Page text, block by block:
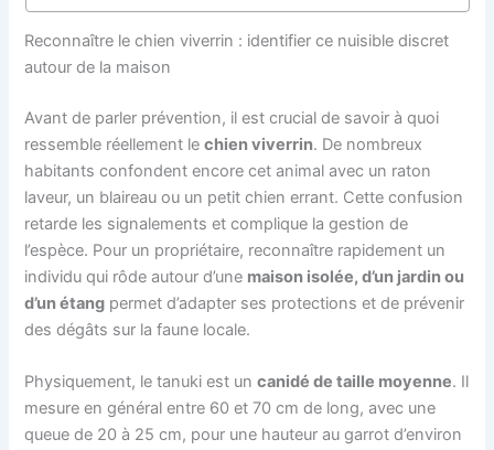
Reconnaître le chien viverrin : identifier ce nuisible discret
autour de la maison
Avant de parler prévention, il est crucial de savoir à quoi
ressemble réellement lechien viverrin. De nombreux
habitants confondent encore cet animal avec un raton
laveur, un blaireau ou un petit chien errant. Cette confusion
retarde les signalements et complique la gestion de
l’espèce. Pour un propriétaire, reconnaître rapidement un
individu qui rôde autour d’une maison isolée, d’un jardin ou
d’un étang permet d’adapter ses protections et de prévenir
des dégâts sur la faune locale.
Physiquement, le tanuki est uncanidé de taille moyenne. Il
mesure en général entre 60 et 70 cm de long, avec une
queue de 20 à 25 cm, pour une hauteur au garrot d’environ